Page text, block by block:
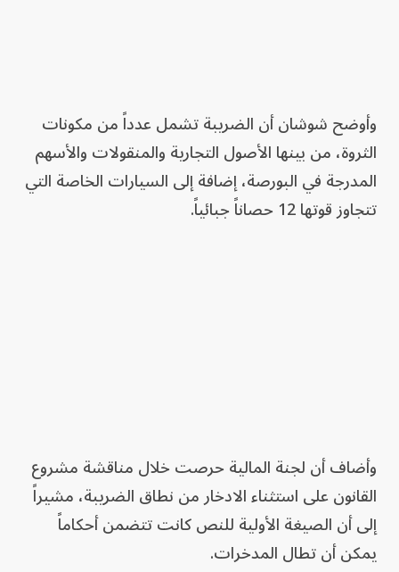
وأوضح شوشان أن الضريبة تشمل عدداً من مكونات
الثروة، من بينها الأصول التجارية والمنقولات والأسهم
المدرجة في البورصة، إضافة إلى السيارات الخاصة التي
تتجاوز قوتها 12 حصاناً جبائياً.
وأضاف أن لجنة المالية حرصت خلال مناقشة مشروع
القانون على استثناء الادخار من نطاق الضريبة، مشيراً
إلى أن الصيغة الأولية للنص كانت تتضمن أحكاماً
يمكن أن تطال المدخرات.